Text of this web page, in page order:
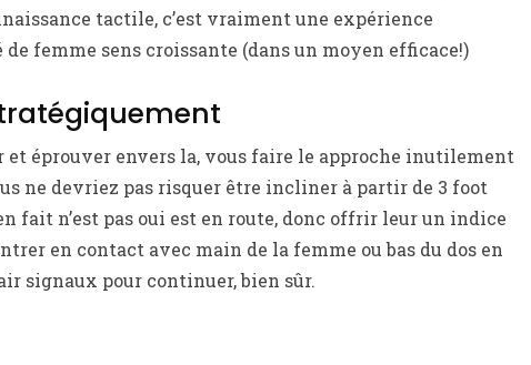
tactile, c’est vraiment une expérience
femme sens croissante (dans un moyen efficace!)
et éprouver envers la, vous faire le approche inutilement
ne devriez pas risquer être incliner à partir de 3 foot
fait n’est pas oui est en route, donc offrir leur un indice
en contact avec main de la femme ou bas du dos en
signaux pour continuer, bien sûr.